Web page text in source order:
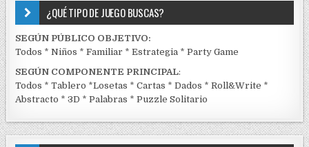
¿QUÉ TIPO DE JUEGO BUSCAS?
SEGÚN PÚBLICO OBJETIVO:
Todos *Niños *Familiar *Estrategia *Party Game
SEGÚN COMPONENTE PRINCIPAL:
Todos *Tablero *Losetas *Cartas *Dados *Roll&Write *
Abstracto *3D *Palabras *Puzzle Solitario